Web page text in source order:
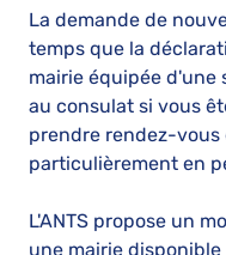
La demande de
temps que la
mairie équipée
au consulat si vous
prendre rendez-vous
particulièrement en
L'ANTS propose un
une mairie